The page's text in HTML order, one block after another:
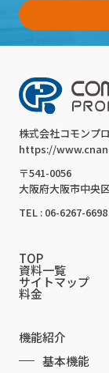
株式会社コモンプ
https://
〒541-0056
大阪府大阪市中央
TEL : 06-6267-6698
TOP
資料一覧
サイトマップ
料金
機能紹介
基本機能